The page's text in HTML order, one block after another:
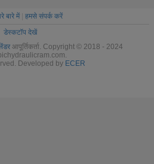
बारे में
हमसे संपर्क करें
डेस्कटॉप देखें
आपूर्तिकर्ता. Copyright © 2018 - 2024
Developed by ECER